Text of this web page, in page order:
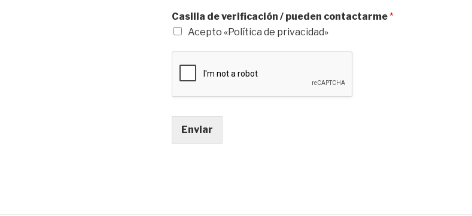
Casilla de verificación / pueden contactarme*
Acepto «Política de privacidad»
Enviar